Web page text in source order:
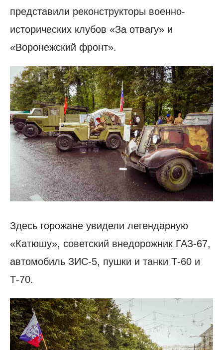
представили реконструкторы военно-
исторических клубов «За отвагу» и
«Воронежский фронт».
Здесь горожане увидели легендарную
«Катюшу», советский внедорожник ГАЗ-67,
автомобиль ЗИС-5, пушки и танки Т-60 и
Т-70.